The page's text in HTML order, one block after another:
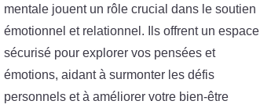
mentale jouent un rôle crucial dans le soutien
émotionnel et relationnel. Ils offrent un espace
sécurisé pour explorer vos pensées et
émotions, aidant à surmonter les défis
personnels et à améliorer votre bien-être